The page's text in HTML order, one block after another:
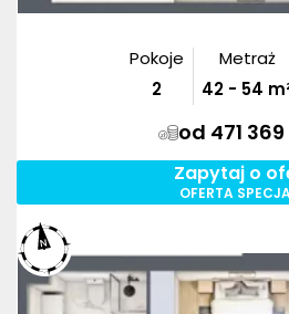
Pokoje
2
Metraż
42 - 54
od 471 369
Zapytaj o
OFERTA